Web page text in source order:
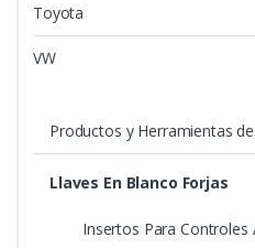
Toyota
VW
Productos y Herramientas
Llaves En Blanco Forjas
Insertos Para Controles